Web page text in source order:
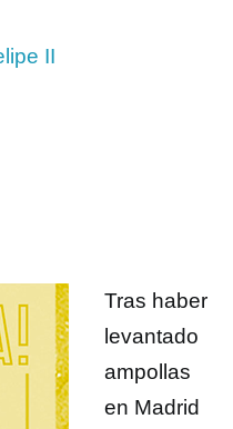
II
Tras haber
levantado
ampollas
en Madrid